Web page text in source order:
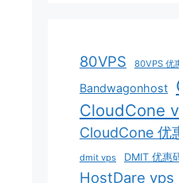
80VPS 80VPS 优
Bandwagonhost
CloudCone
CloudCone 优
dmit vps DMIT 优惠
HostDare vps